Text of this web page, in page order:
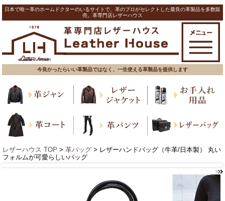
日本で唯一革のホームドクターのいるサイトで、革のプロがセレクトした最良の革製品を多数販
売。革専門店レザーハウス
今良かったらいい革製品ではなく、一生使える革製品を提供します
レザーハウス TOP > 革バッグ > レザーハンドバッグ（牛革/日本製） 丸い
フォルムが可愛らしいバッグ